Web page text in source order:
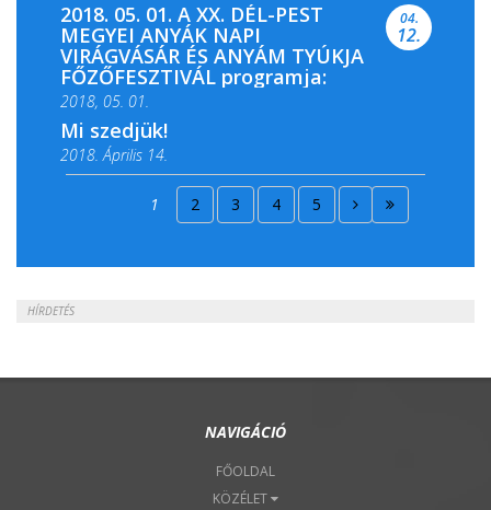
2018. 05. 01. A XX. DÉL-PEST
MEGYEI ANYÁK NAPI
VIRÁGVÁSÁR ÉS ANYÁM TYÚKJA
FŐZŐFESZTIVÁL programja:
2018, 05. 01.
04.
12.
Mi szedjük!
2018. Április 14.
2018. Április 15.
1 2 3 4 5
HÍRDETÉS
NAVIGÁCIÓ
FŐOLDAL
KÖZÉLET